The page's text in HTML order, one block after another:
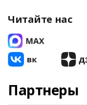
Читайте нас
Партнеры